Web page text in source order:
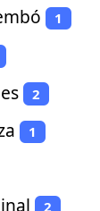
1
2
1
2